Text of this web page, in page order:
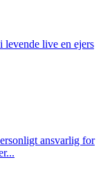
live en ejers
ansvarlig for